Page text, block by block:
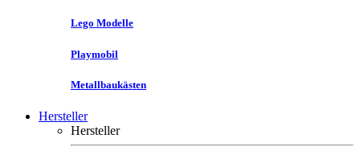
Lego Modelle
Playmobil
Metallbaukästen
Hersteller
Hersteller